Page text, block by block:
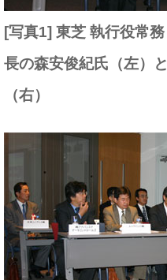
[写真1] 東芝 執行役常
長の森安俊紀氏（左）
（右）